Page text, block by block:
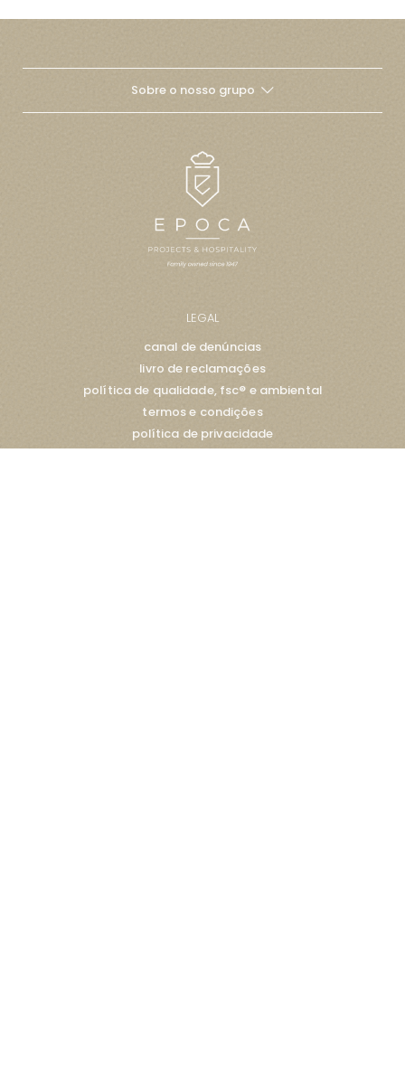
Sobre o nosso grupo
LEGAL
canal de denúncias
livro de reclamações
política de qualidade, fsc® e ambiental
termos e condições
política de privacidade